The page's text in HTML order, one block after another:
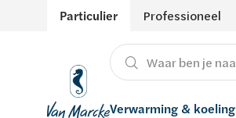
Particulier Professioneel
Verwarming & koeling